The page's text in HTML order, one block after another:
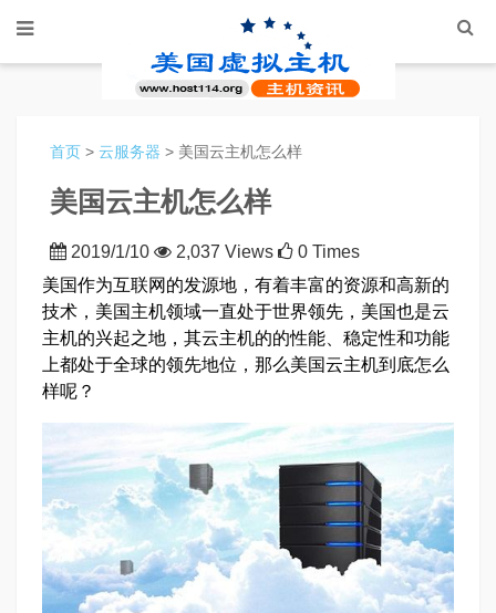
首页 > 云服务器 > 美国云主机怎么样
美国云主机怎么样
2019/1/10 2,037 Views
0 Times
美国作为互联网的发源地，有着丰富的资源和高新的
技术，美国主机领域一直处于世界领先，美国也是云
主机的兴起之地，其云主机的的性能、稳定性和功能
上都处于全球的领先地位，那么美国云主机到底怎么
样呢？